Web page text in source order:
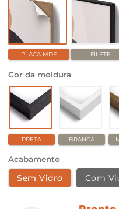
PLACA MDF FILETE
Cor da moldura
PRETA BRANCA
Acabamento
Sem Vidro Com